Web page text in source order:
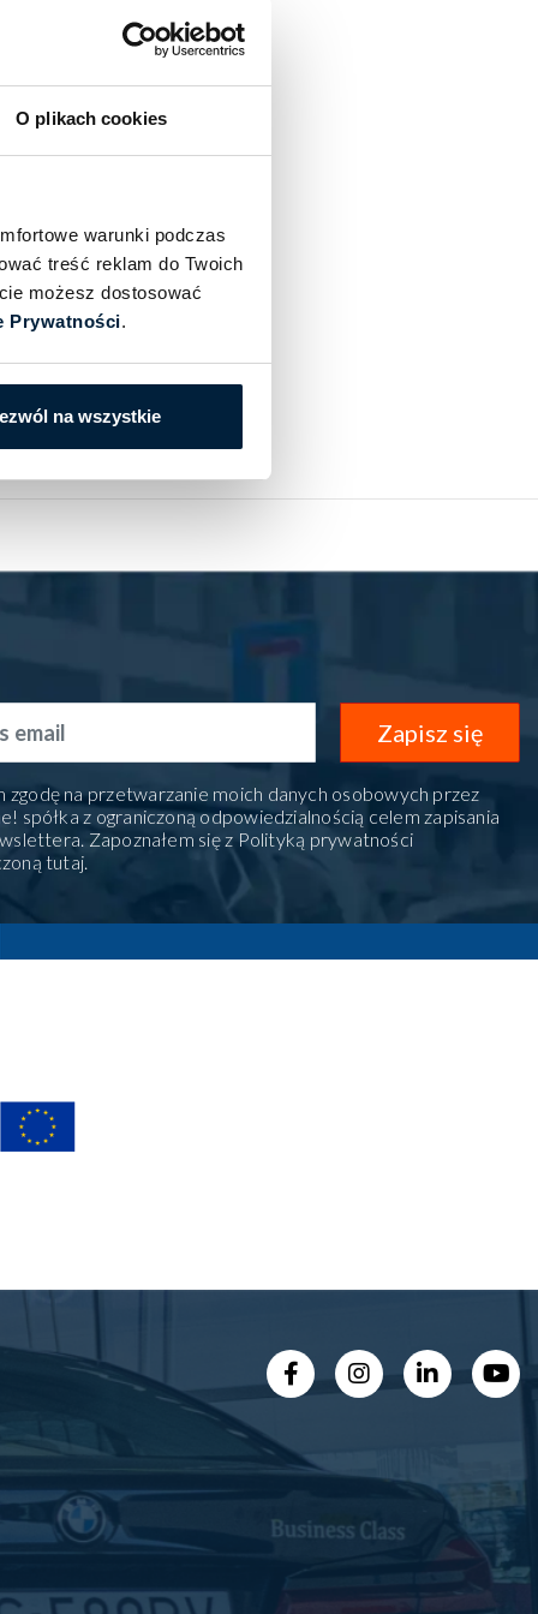
O plikach cookies
warunki podczas
treść reklam do Twoich
możesz dostosować
Prywatności.
na wszystkie
Zapisz się
zgodę na przetwarzanie moich danych osobowych przez
spółka z ograniczoną odpowiedzialnością celem zapisania
Zapoznałem się z Polityką prywatności
tutaj.